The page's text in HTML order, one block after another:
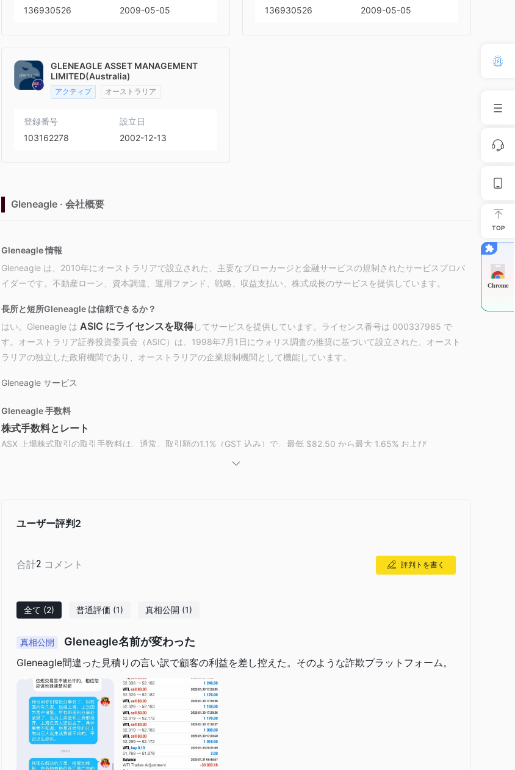
136930526
2009-05-05
136930526
2009-05-05
GLENEAGLE ASSET MANAGEMENT
LIMITED(Australia)
アクティブ オーストラリア
登録番号
103162278
設立日
2002-12-13
Gleneagle · 会社概要
Gleneagle 情報
Gleneagle は、2010年にオーストラリアで設立された、主要なブローカージと金融サービスの規制されたサービスプロバ
イダーです。不動産ローン、資本調達、運用ファンド、戦略、収益支払い、株式成長のサービスを提供しています。
長所と短所Gleneagle は信頼できるか？
はい。Gleneagle は ASIC にライセンスを取得してサービスを提供しています。ライセンス番号は 000337985 で
す。オーストラリア証券投資委員会（ASIC）は、1998年7月1日にウォリス調査の推奨に基づいて設立された、オースト
ラリアの独立した政府機関であり、オーストラリアの企業規制機関として機能しています。
Gleneagle サービス
Gleneagle 手数料
株式手数料とレート
ASX 上場株式取引の取引手数料は、通常、取引額の1.1%（GST 込み）で、最低 $82.50 から最大 1.65% および
OTC 取引手数料
取引プラットフォーム
ユーザー評判 2
合計2 コメント 評判トを書く
全て (2) 普通評価 (1) 真相公開 (1)
真相公開 Gleneagle名前が変わった
Gleneagle間違った見積りの言い訳で顧客の利益を差し控えた。そのような詐欺プラットフォーム。
TOP
Chrome